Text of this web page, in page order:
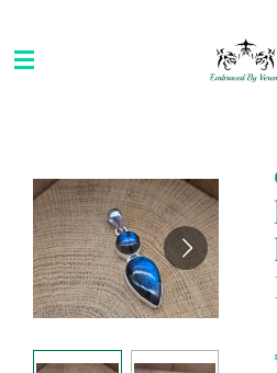
direct
naar